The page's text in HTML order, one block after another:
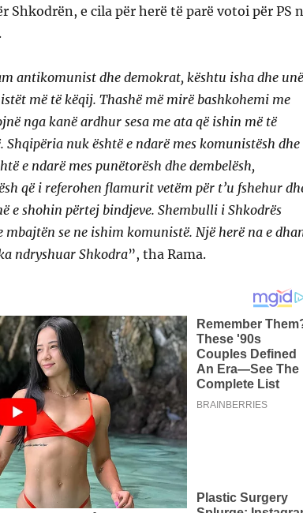
Shkodrën, e cila për herë të parë votoi për PS
antikomunist dhe demokrat, kështu isha dhe
më të këqij. Thashë më mirë bashkohemi me
nga kanë ardhur sesa me ata që ishin më të
nuk është e ndarë mes komunistësh dhe
e ndarë mes punëtorësh dhe dembelësh,
që i referohen flamurit vetëm për t’u fshehur
e shohin përtej bindjeve. Shembulli i Shkodrës
se ne ishim komunistë. Një herë na e
ndryshuar Shkodra”, tha Rama.